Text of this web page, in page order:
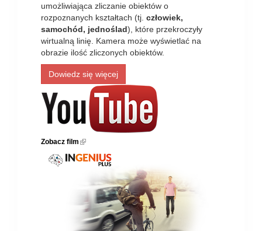
umożliwiająca zliczanie obiektów o
rozpoznanych kształtach (tj. człowiek,
samochód, jednoślad), które przekroczyły
wirtualną linię. Kamera może wyświetlać na
obrazie ilość zliczonych obiektów.
Dowiedz się więcej
Zobacz film (link is external)